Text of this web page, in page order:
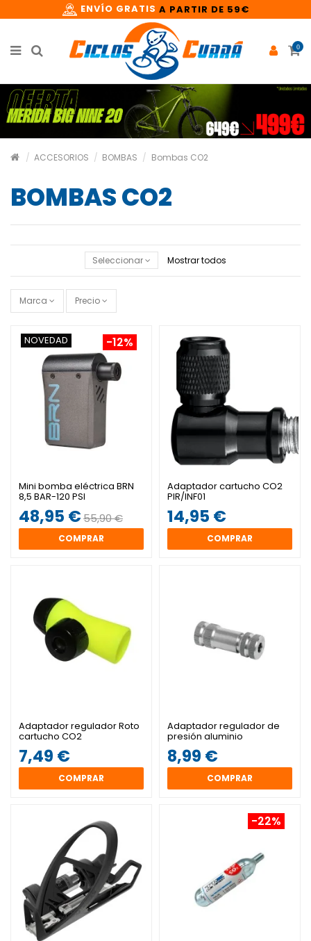
ENVÍO GRATIS A PARTIR DE 59€
0
ACCESORIOS BOMBAS Bombas CO2
BOMBAS CO2
Seleccionar Mostrar todos
Marca Precio
-12%
NOVEDAD
Mini bomba eléctrica BRN
8,5 BAR-120 PSI
48,95 €55,90 €
COMPRAR
Adaptador cartucho CO2
PIR/INF01
14,95 €
COMPRAR
Adaptador regulador Roto
cartucho CO2
7,49 €
COMPRAR
Adaptador regulador de
presión aluminio
8,99 €
COMPRAR
-22%